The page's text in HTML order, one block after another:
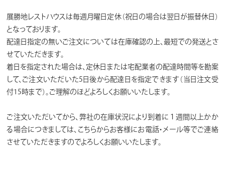
展勝地レストハウスは毎週月曜日定休（祝日の場合は翌日が振替休日）
となっております。
配達日指定の無いご注文については在庫確認の上、最短での発送とさ
せていただきます。
着日を指定された場合は、定休日または宅配業者の配達時間等を勘案
して、ご注文いただいた5日後から配達日を指定できます（当日注文受
付15時まで）。ご理解のほどよろしくお願いいたします。
ご注文いただいてから、弊社の在庫状況により到着に１週間以上かか
る場合につきましては、こちらからお客様にお電話・メール等でご連絡
させていただきますのでよろしくお願いいたします。